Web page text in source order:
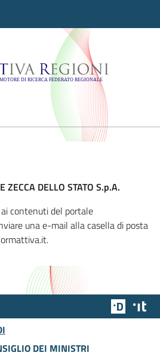
Regioni -
ZECCA DELLO STATO S.p.A.
contenuti del portale
una e-mail alla casella di posta
Team
DEI MINISTRI